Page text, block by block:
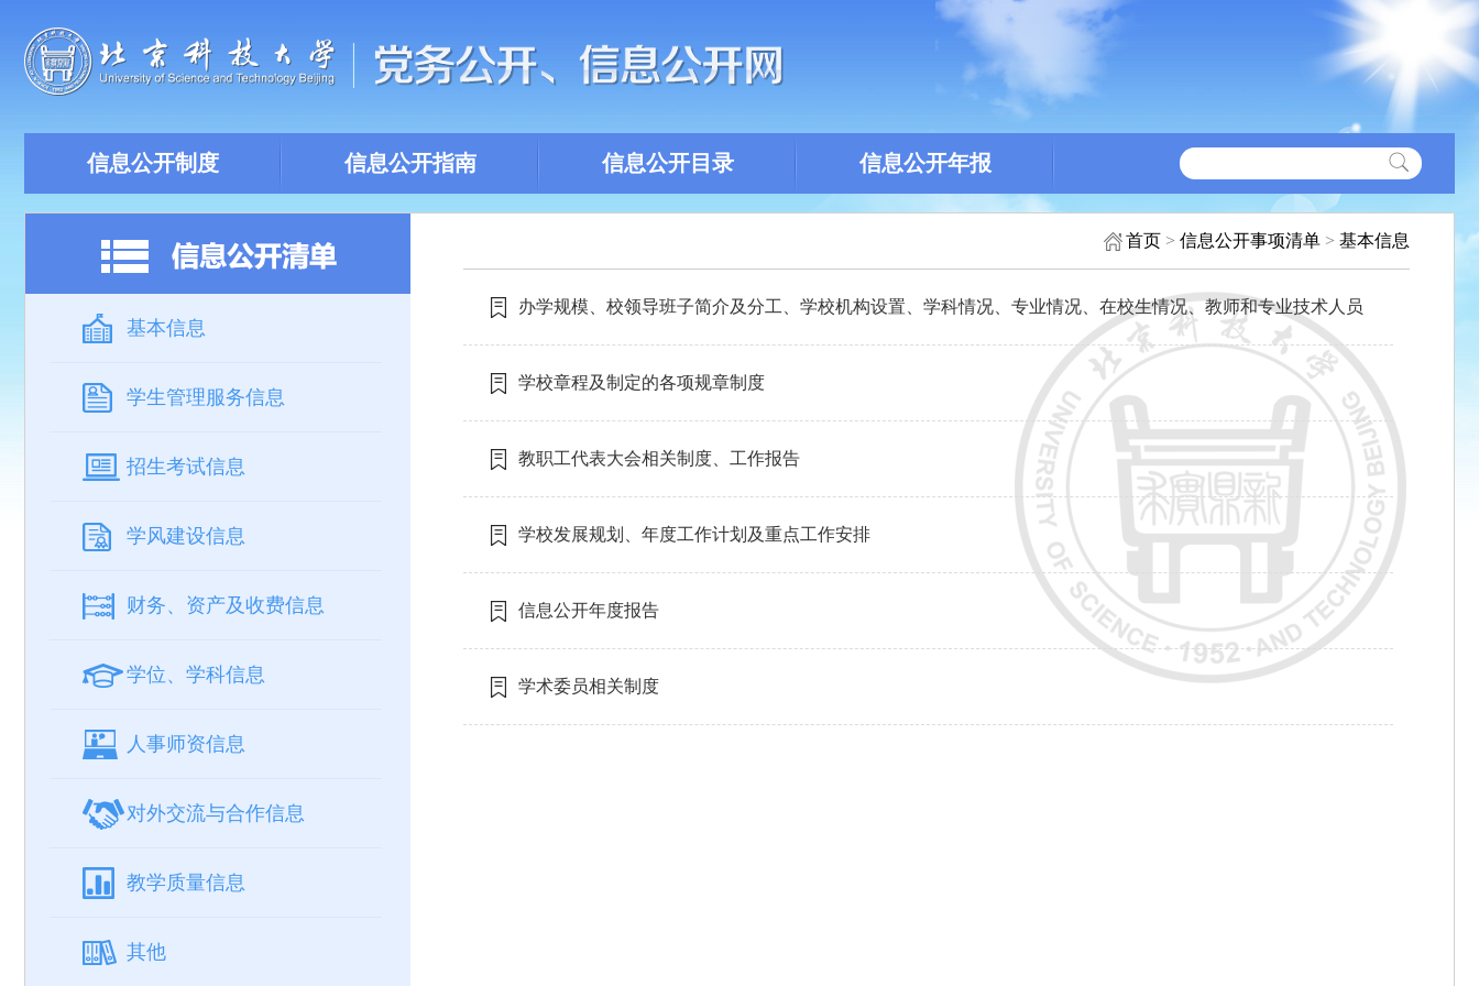
信息公开制度 信息公开指南 信息公开目录 信息公开年报
基本信息
学生管理服务信息
招生考试信息
学风建设信息
财务、资产及收费信息
学位、学科信息
人事师资信息
对外交流与合作信息
教学质量信息
其他
首页 > 信息公开事项清单 > 基本信息
办学规模、校领导班子简介及分工、学校机构设置、学科情况、专业情况、在校生情况、教师和专业技术人员
数量
学校章程及制定的各项规章制度
教职工代表大会相关制度、工作报告
学校发展规划、年度工作计划及重点工作安排
信息公开年度报告
学术委员相关制度